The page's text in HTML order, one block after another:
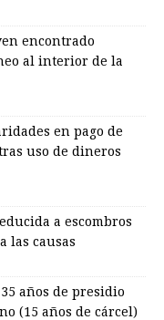
encontrado
al interior de la
en pago de
uso de dineros
a escombros
las causas
años de presidio
(15 años de cárcel)